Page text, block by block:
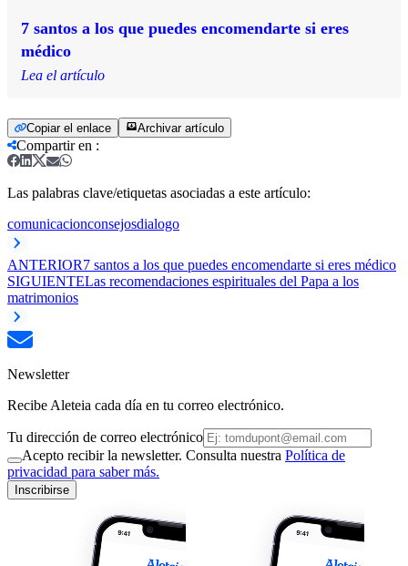
7 santos a los que puedes encomendarte si eres
médico
Lea el artículo
Copiar el enlace Archivar artículo
Compartir en :
Las palabras clave/etiquetas asociadas a este artículo:
comunicacionconsejosdialogo
ANTERIOR7 santos a los que puedes encomendarte si eres médico
SIGUIENTELas recomendaciones espirituales del Papa a los
matrimonios
Newsletter
Recibe Aleteia cada día en tu correo electrónico.
Tu dirección de correo electrónico
Acepto recibir la newsletter. Consulta nuestra Política de
privacidad para saber más.
Inscribirse